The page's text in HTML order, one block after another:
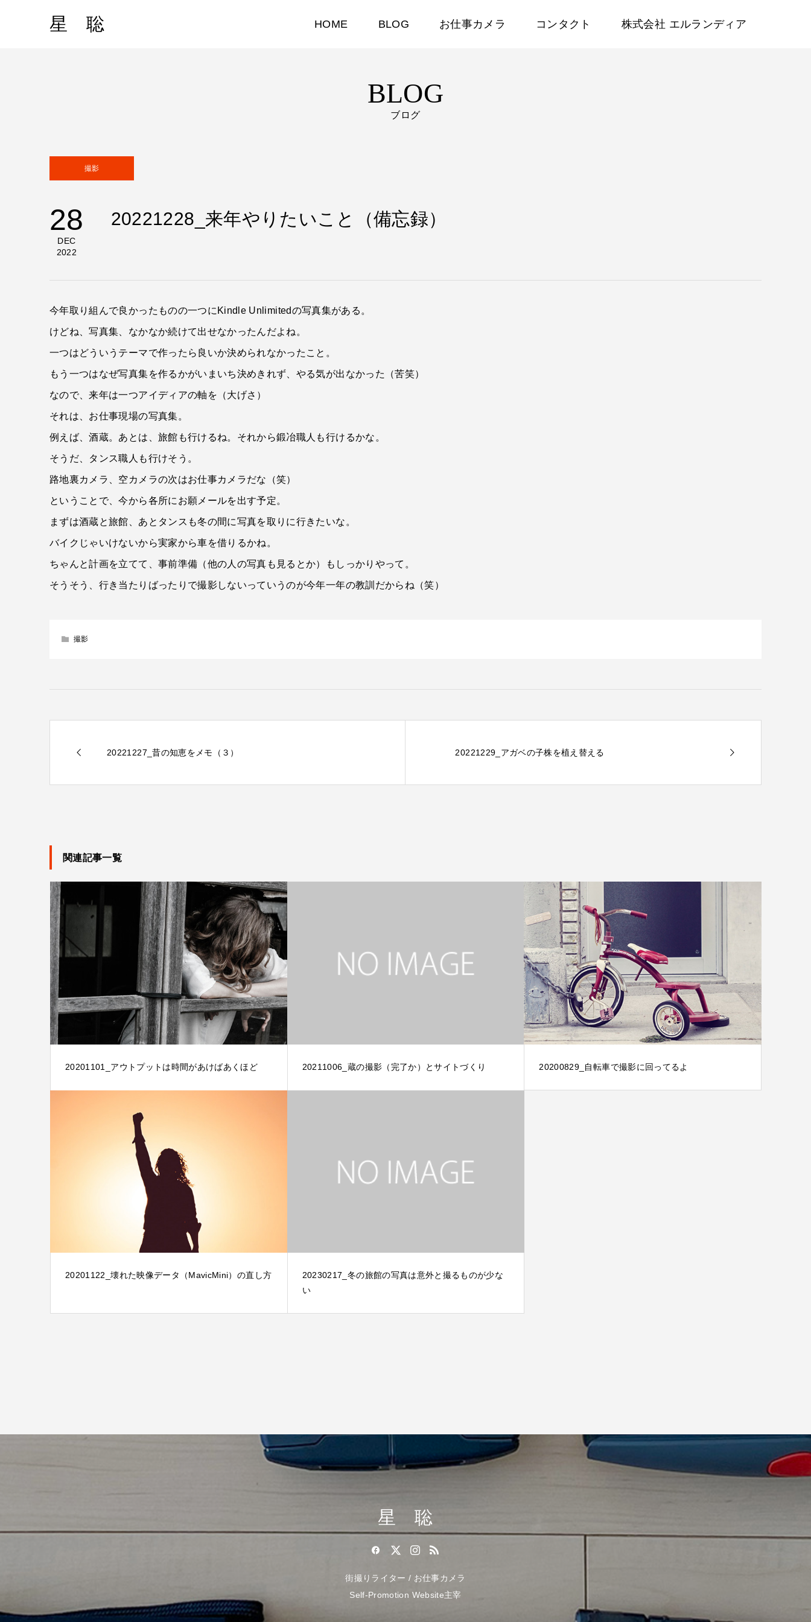
星 聡 HOME BLOG お仕事カメラ コンタクト 株式会社 エルランディア
BLOG
ブログ
撮影
28
DEC
2022
20221228_来年やりたいこと（備忘録）
今年取り組んで良かったものの一つにKindle Unlimitedの写真集がある。
けどね、写真集、なかなか続けて出せなかったんだよね。
一つはどういうテーマで作ったら良いか決められなかったこと。
もう一つはなぜ写真集を作るかがいまいち決めきれず、やる気が出なかった（苦笑）
なので、来年は一つアイディアの軸を（大げさ）
それは、お仕事現場の写真集。
例えば、酒蔵。あとは、旅館も行けるね。それから鍛冶職人も行けるかな。
そうだ、タンス職人も行けそう。
路地裏カメラ、空カメラの次はお仕事カメラだな（笑）
ということで、今から各所にお願メールを出す予定。
まずは酒蔵と旅館、あとタンスも冬の間に写真を取りに行きたいな。
バイクじゃいけないから実家から車を借りるかね。
ちゃんと計画を立てて、事前準備（他の人の写真も見るとか）もしっかりやって。
そうそう、行き当たりばったりで撮影しないっていうのが今年一年の教訓だからね（笑）
撮影
20221227_昔の知恵をメモ（３） 20221229_アガベの子株を植え替える
関連記事一覧
20201101_アウトプットは時間があけばあくほど 20211006_蔵の撮影（完了か）とサイトづくり 20200829_自転車で撮影に回ってるよ
20201122_壊れた映像データ（MavicMini）の直し方
20230217_冬の旅館の写真は意外と撮るものが少な
い
星 聡
街撮りライター / お仕事カメラ
Self-Promotion Website主宰